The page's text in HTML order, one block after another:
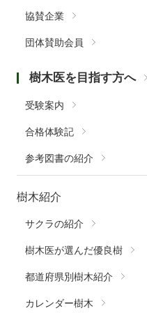
協賛企業
団体賛助会員
樹木医を目指す方へ
受験案内
合格体験記
参考図書の紹介
樹木紹介
サクラの紹介
樹木医が選んだ優良樹
都道府県別樹木紹介
カレンダー樹木